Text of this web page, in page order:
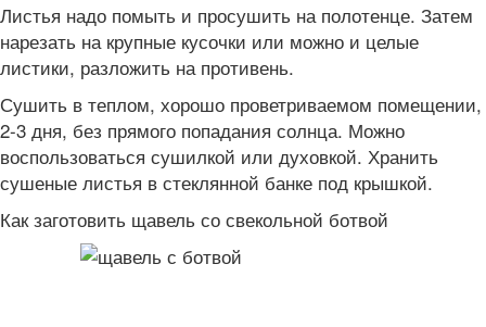
Листья надо помыть и просушить на полотенце. Затем
нарезать на крупные кусочки или можно и целые
листики, разложить на противень.
Сушить в теплом, хорошо проветриваемом помещении,
2-3 дня, без прямого попадания солнца. Можно
воспользоваться сушилкой или духовкой. Хранить
сушеные листья в стеклянной банке под крышкой.
Как заготовить щавель со свекольной ботвой